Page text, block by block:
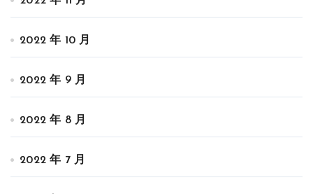
2022 年 10 月
2022 年 9 月
2022 年 8 月
2022 年 7 月